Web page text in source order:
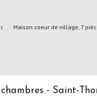
Maison coeur de village, 7
- Saint-